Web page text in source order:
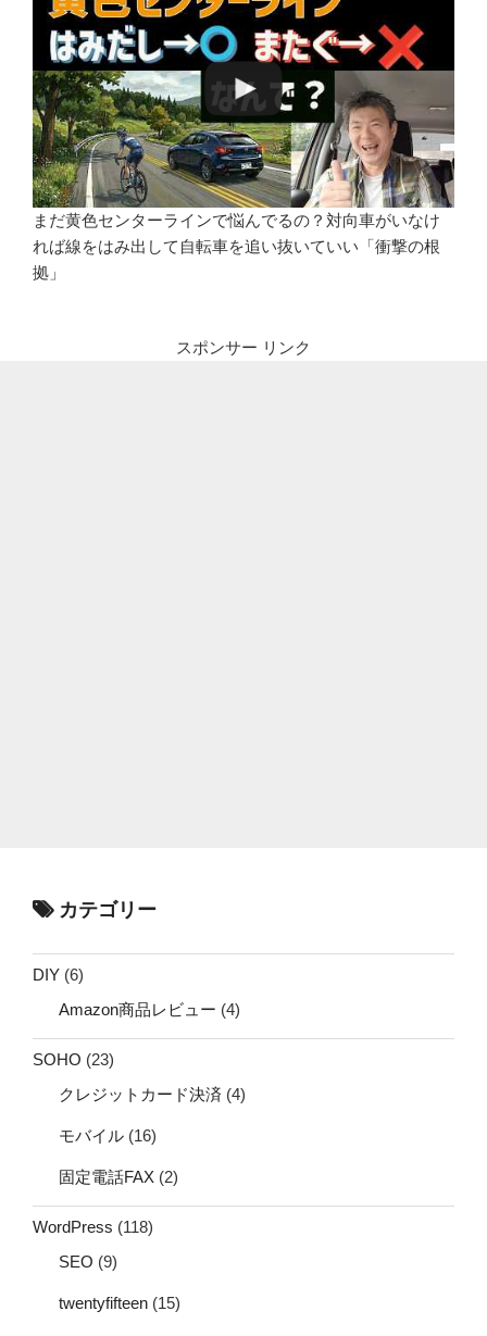
まだ黄色センターラインで悩んでるの？対向車がいなけ
れば線をはみ出して自転車を追い抜いていい「衝撃の根
拠」
スポンサー リンク
カテゴリー
DIY (6)
Amazon商品レビュー (4)
SOHO (23)
クレジットカード決済 (4)
モバイル (16)
固定電話FAX (2)
WordPress (118)
SEO (9)
twentyfifteen (15)